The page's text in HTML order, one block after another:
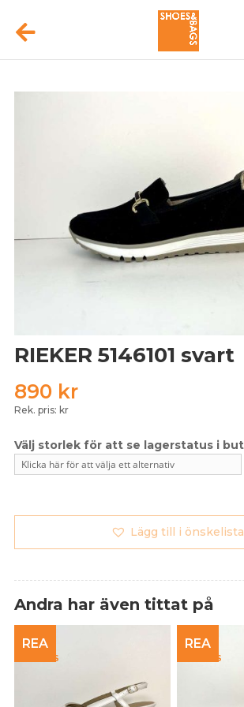
RIEKER 5146101 svart
890 kr
Rek. pris: kr
Lägg till i önskelista
Andra har även tittat på
REA REA